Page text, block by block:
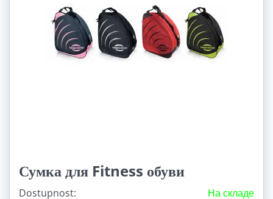
Сумка для Fitness обуви
Dostupnost: На складе